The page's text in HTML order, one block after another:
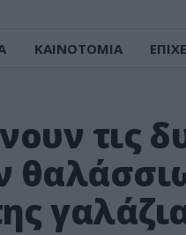
ΚΑΙΝΟΤΟΜΙΑ
τις